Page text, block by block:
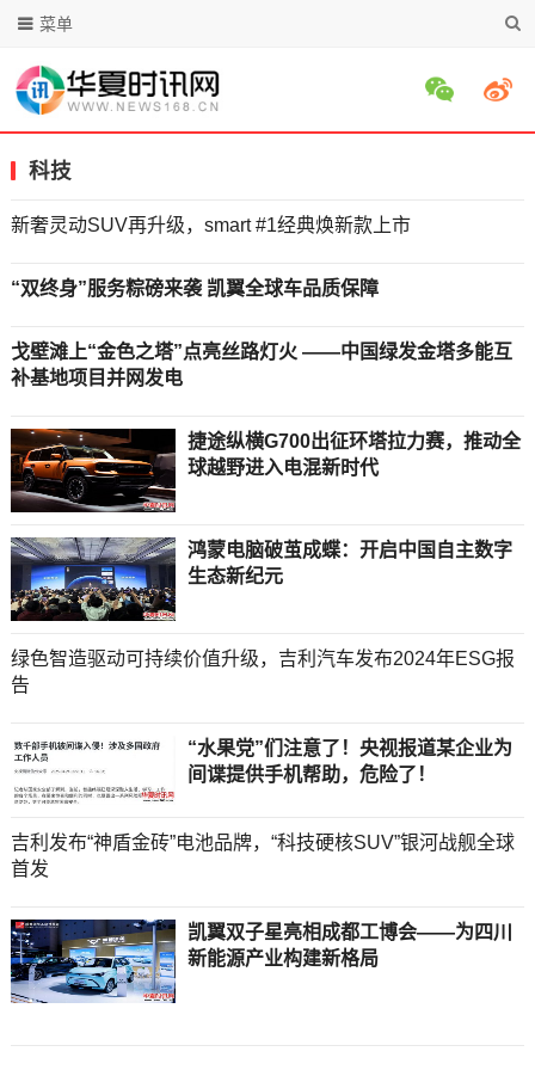
菜单
科技
新奢灵动SUV再升级，smart #1经典焕新款上市
“双终身”服务粽磅来袭 凯翼全球车品质保障
戈壁滩上“金色之塔”点亮丝路灯火 ——中国绿发金塔多能互
补基地项目并网发电
捷途纵横G700出征环塔拉力赛，推动全
球越野进入电混新时代
鸿蒙电脑破茧成蝶：开启中国自主数字
生态新纪元
绿色智造驱动可持续价值升级，吉利汽车发布2024年ESG报
告
“水果党”们注意了！央视报道某企业为
间谍提供手机帮助，危险了！
吉利发布“神盾金砖”电池品牌，“科技硬核SUV”银河战舰全球
首发
凯翼双子星亮相成都工博会——为四川
新能源产业构建新格局